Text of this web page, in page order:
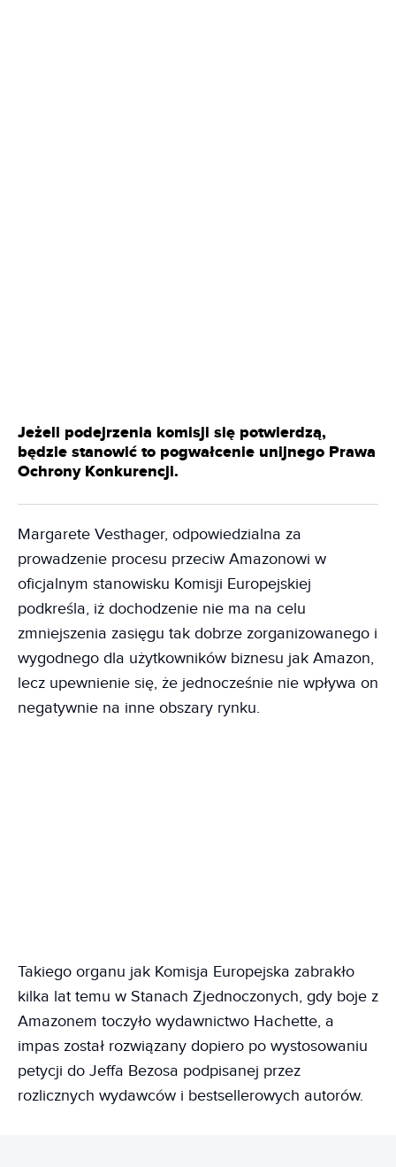
Jeżeli podejrzenia komisji się potwierdzą,
będzie stanowić to pogwałcenie unijnego Prawa
Ochrony Konkurencji.
Margarete Vesthager, odpowiedzialna za
prowadzenie procesu przeciw Amazonowi w
oficjalnym stanowisku Komisji Europejskiej
podkreśla, iż dochodzenie nie ma na celu
zmniejszenia zasięgu tak dobrze zorganizowanego i
wygodnego dla użytkowników biznesu jak Amazon,
lecz upewnienie się, że jednocześnie nie wpływa on
negatywnie na inne obszary rynku.
Takiego organu jak Komisja Europejska zabrakło
kilka lat temu w Stanach Zjednoczonych, gdy boje z
Amazonem toczyło wydawnictwo Hachette, a
impas został rozwiązany dopiero po wystosowaniu
petycji do Jeffa Bezosa podpisanej przez
rozlicznych wydawców i bestsellerowych autorów.